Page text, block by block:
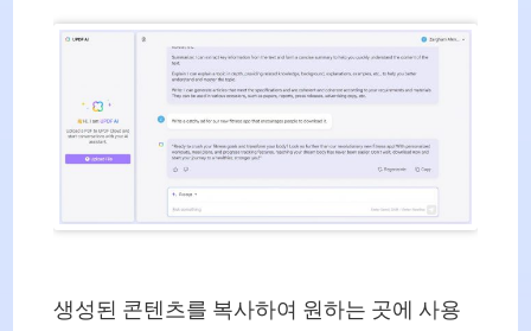
생성된 콘텐츠를 복사하여 원하는 곳에 사용